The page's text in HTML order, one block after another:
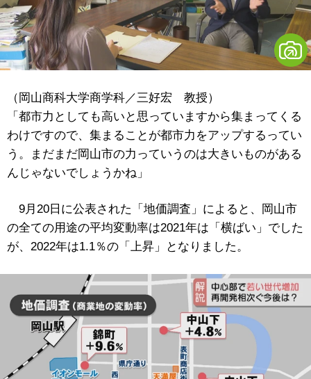
（岡山商科大学商学科／三好宏 教授）
「都市力としても高いと思っていますから集まってくる
わけですので、集まることが都市力をアップするってい
う。まだまだ岡山市の力っていうのは大きいものがある
んじゃないでしょうかね」
9月20日に公表された「地価調査」によると、岡山市
の全ての用途の平均変動率は2021年は「横ばい」でした
が、2022年は1.1％の「上昇」となりました。